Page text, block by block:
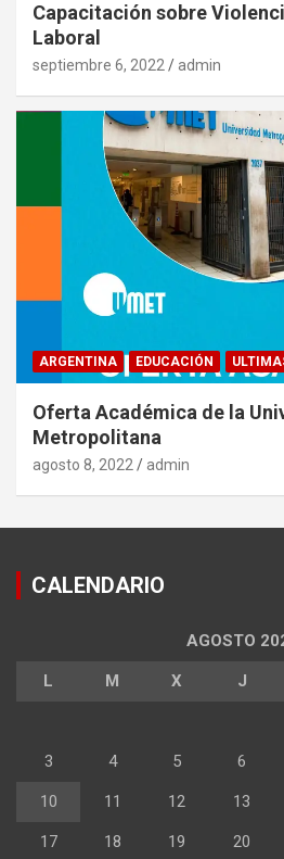
Capacitación sobre
Laboral
septiembre 6, 2022 admin
ARGENTINA EDUCACIÓN
Oferta Académica de la
Metropolitana
agosto 8, 2022 admin
CALENDARIO
AGOSTO
L M X J
3 4 5 6
10 11 12 13
17 18 19 20